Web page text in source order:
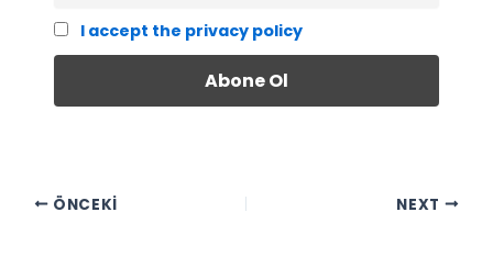
I accept the privacy policy
ÖNCEKI NEXT